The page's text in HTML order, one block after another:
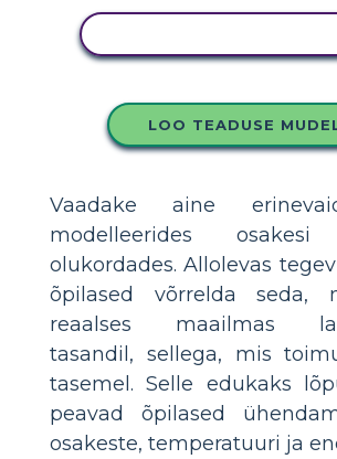
LOO TEADUSE
Vaadake aine
modelleerides osakesi
olukordades. Allolevas
õpilased võrrelda seda,
reaalses maailmas
tasandil, sellega, mis
tasemel. Selle edukaks
peavad õpilased
osakeste, temperatuuri ja